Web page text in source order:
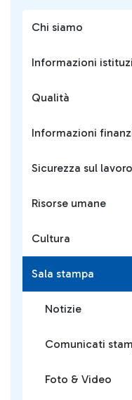
Chi siamo
Informazioni
Qualità
Informazioni
Sicurezza sul lavoro
Risorse umane
Cultura
Sala stampa
Notizie
Comunicati
Foto & Video